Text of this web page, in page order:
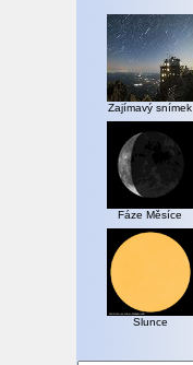
Zajímavý snímek
Fáze Měsíce
Slunce